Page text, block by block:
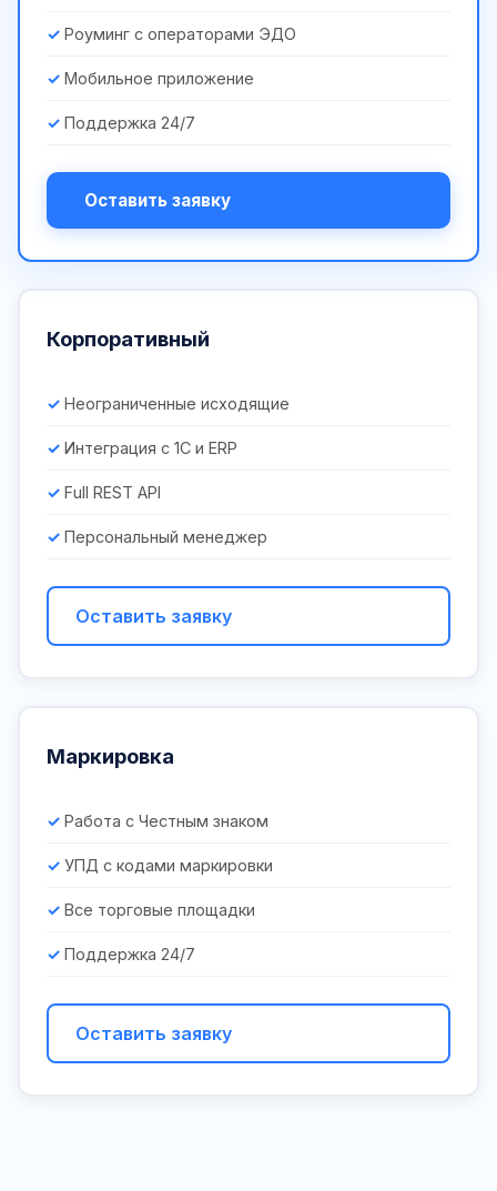
Роуминг с операторами ЭДО
Мобильное приложение
Поддержка 24/7
Оставить заявку
Корпоративный
Неограниченные исходящие
Интеграция с 1С и ERP
Full REST API
Персональный менеджер
Оставить заявку
Маркировка
Работа с Честным знаком
УПД с кодами маркировки
Все торговые площадки
Поддержка 24/7
Оставить заявку